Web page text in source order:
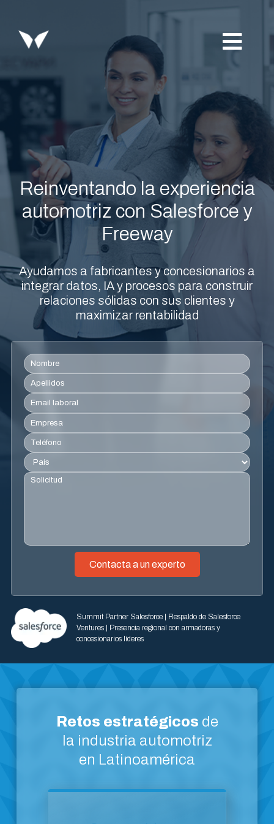
contenido
Industrias
Expertise Salesforce
Servicios
Contacto
Reinventando la experiencia
automotriz con Salesforce y
Freeway
Ayudamos a fabricantes y concesionarios a
integrar datos, IA y procesos para construir
relaciones sólidas con sus clientes y
maximizar rentabilidad
Summit Partner Salesforce | Respaldo de Salesforce
Ventures | Presencia regional con armadoras y
concesionarios líderes
Retos estratégicos de
la industria automotriz
en Latinoamérica